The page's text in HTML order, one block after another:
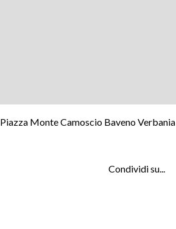
Piazza Monte Camoscio Baveno Verbania
Condividi su...